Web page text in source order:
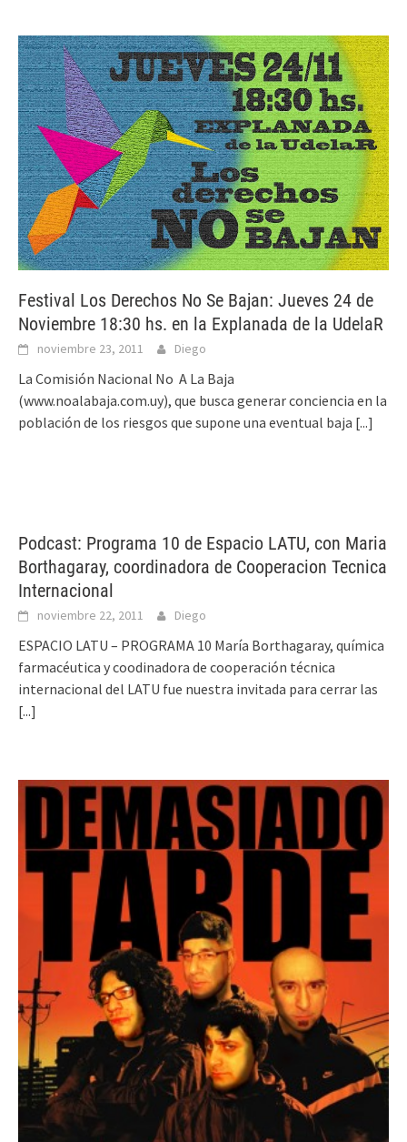
Festival Los Derechos No Se Bajan: Jueves 24 de
Noviembre 18:30 hs. en la Explanada de la UdelaR
noviembre 23, 2011 Diego
La Comisión Nacional No A La Baja
(www.noalabaja.com.uy), que busca generar conciencia en la
población de los riesgos que supone una eventual baja [...]
Podcast: Programa 10 de Espacio LATU, con Maria
Borthagaray, coordinadora de Cooperacion Tecnica
Internacional
noviembre 22, 2011 Diego
ESPACIO LATU – PROGRAMA 10 María Borthagaray, química
farmacéutica y coodinadora de cooperación técnica
internacional del LATU fue nuestra invitada para cerrar las
[...]